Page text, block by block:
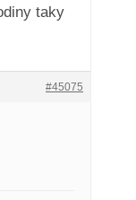
taky
#45075